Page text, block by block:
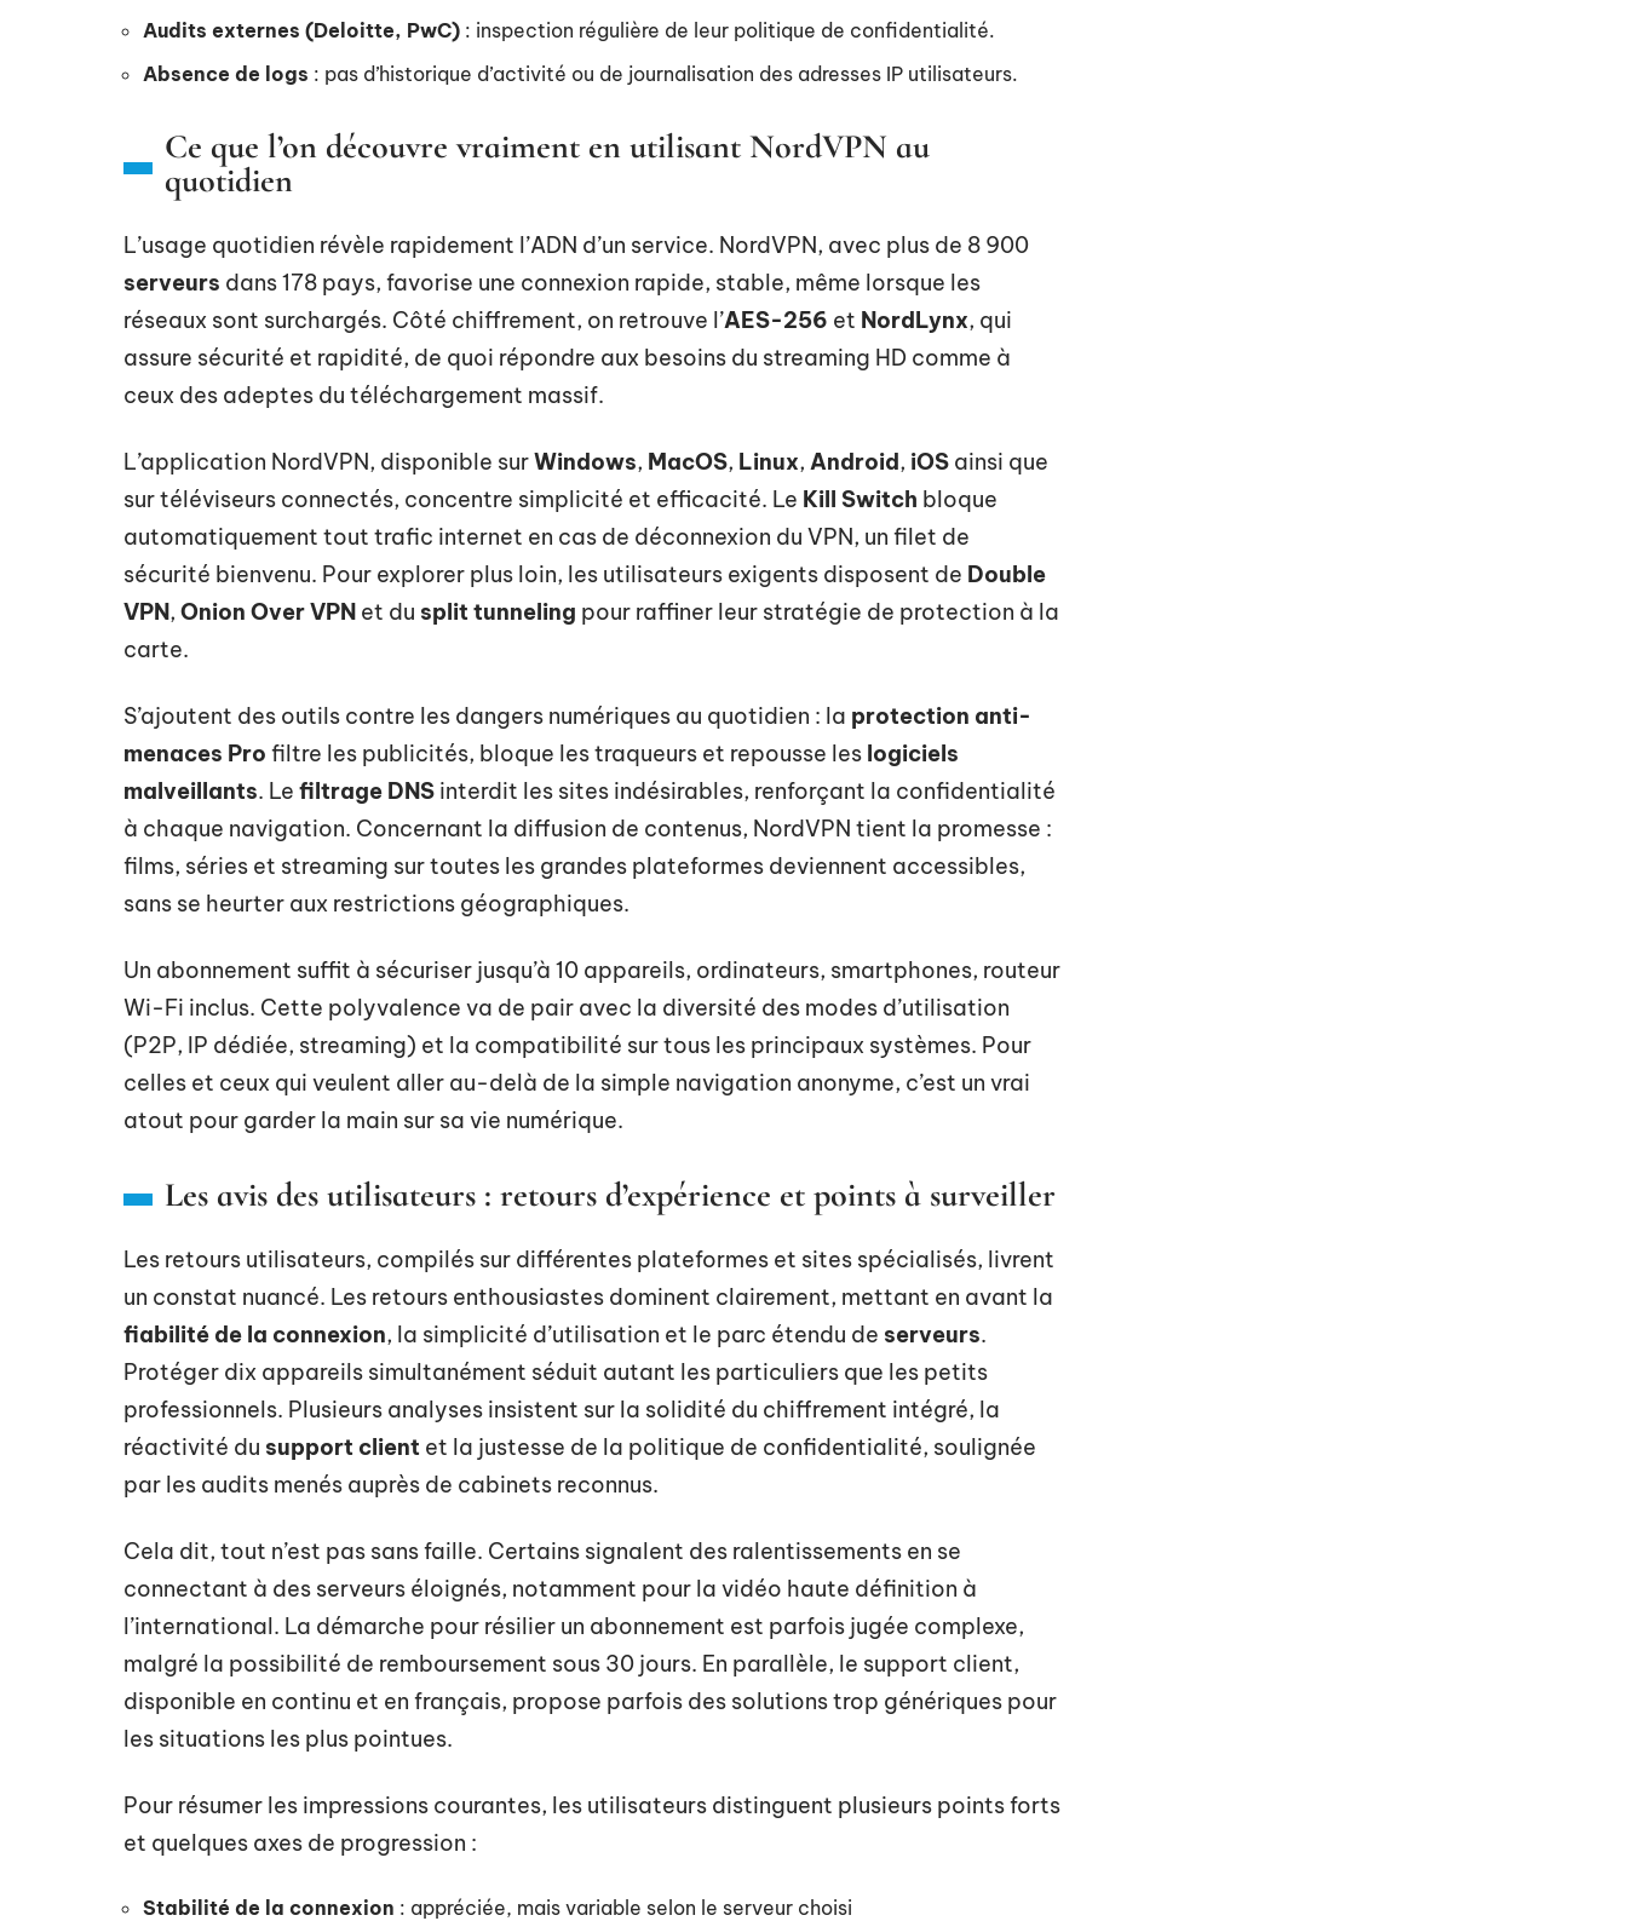
Audits externes (Deloitte, PwC) : inspection régulière de leur politique de confidentialité.
Absence de logs : pas d’historique d’activité ou de journalisation des adresses IP utilisateurs.
Ce que l’on découvre vraiment en utilisant NordVPN au
quotidien
L’usage quotidien révèle rapidement l’ADN d’un service. NordVPN, avec plus de 8 900
serveurs dans 178 pays, favorise une connexion rapide, stable, même lorsque les
réseaux sont surchargés. Côté chiffrement, on retrouve l’AES-256 et NordLynx, qui
assure sécurité et rapidité, de quoi répondre aux besoins du streaming HD comme à
ceux des adeptes du téléchargement massif.
L’application NordVPN, disponible surWindows, MacOS, Linux, Android, iOS ainsi que
sur téléviseurs connectés, concentre simplicité et efficacité. Le Kill Switch bloque
automatiquement tout trafic internet en cas de déconnexion du VPN, un filet de
sécurité bienvenu. Pour explorer plus loin, les utilisateurs exigents disposent de Double
VPN, Onion Over VPN et du split tunneling pour raffiner leur stratégie de protection à la
carte.
S’ajoutent des outils contre les dangers numériques au quotidien : la protection anti-
menaces Pro filtre les publicités, bloque les traqueurs et repousse les logiciels
malveillants. Le filtrage DNS interdit les sites indésirables, renforçant la confidentialité
à chaque navigation. Concernant la diffusion de contenus, NordVPN tient la promesse :
films, séries et streaming sur toutes les grandes plateformes deviennent accessibles,
sans se heurter aux restrictions géographiques.
Un abonnement suffit à sécuriser jusqu’à 10 appareils, ordinateurs, smartphones, routeur
Wi-Fi inclus. Cette polyvalence va de pair avec la diversité des modes d’utilisation
(P2P, IP dédiée, streaming) et la compatibilité sur tous les principaux systèmes. Pour
celles et ceux qui veulent aller au-delà de la simple navigation anonyme, c’est un vrai
atout pour garder la main sur sa vie numérique.
Les avis des utilisateurs : retours d’expérience et points à surveiller
Les retours utilisateurs, compilés sur différentes plateformes et sites spécialisés, livrent
un constat nuancé. Les retours enthousiastes dominent clairement, mettant en avant la
fiabilité de la connexion, la simplicité d’utilisation et le parc étendu de serveurs.
Protéger dix appareils simultanément séduit autant les particuliers que les petits
professionnels. Plusieurs analyses insistent sur la solidité du chiffrement intégré, la
réactivité du support client et la justesse de la politique de confidentialité, soulignée
par les audits menés auprès de cabinets reconnus.
Cela dit, tout n’est pas sans faille. Certains signalent des ralentissements en se
connectant à des serveurs éloignés, notamment pour la vidéo haute définition à
l’international. La démarche pour résilier un abonnement est parfois jugée complexe,
malgré la possibilité de remboursement sous 30 jours. En parallèle, le support client,
disponible en continu et en français, propose parfois des solutions trop génériques pour
les situations les plus pointues.
Pour résumer les impressions courantes, les utilisateurs distinguent plusieurs points forts
et quelques axes de progression :
Stabilité de la connexion : appréciée, mais variable selon le serveur choisi